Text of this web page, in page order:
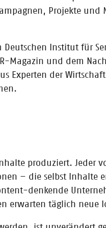
Projekte und
Institut für
Magazin und dem
Experten der
produziert. Jeder
– die selbst Inhalte
denkende
erwarten täglich neue
auf der
Der CONTENTshift
Buchmenschen mit
sein und daraus eigene
des CONTENTshift-